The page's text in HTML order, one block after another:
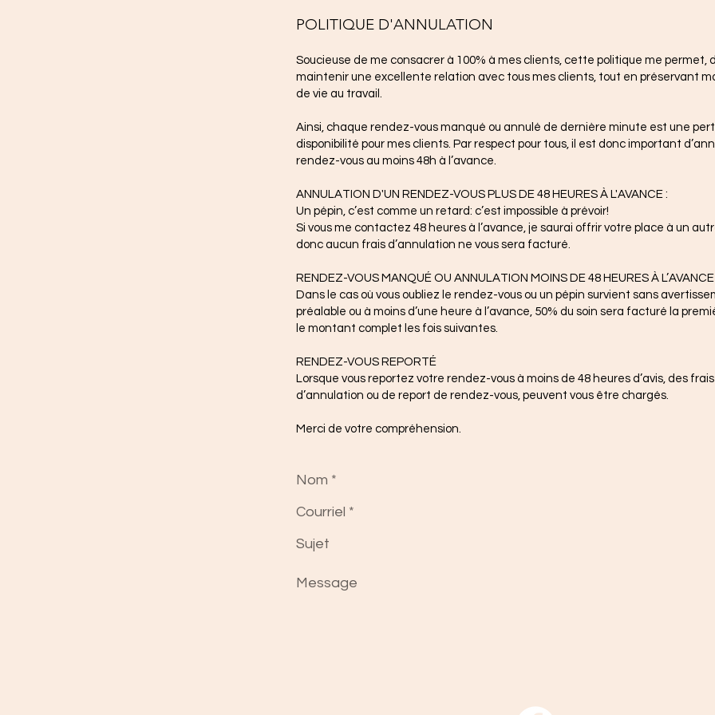
POLITIQUE D'ANNULATION
Soucieuse de me consacrer à 100% à mes clients, cette politique me permet,
maintenir une excellente relation avec tous mes clients, tout en préservant
de vie au travail.
Ainsi, chaque rendez-vous manqué ou annulé de dernière minute est une
disponibilité pour mes clients. Par respect pour tous, il est donc important
rendez-vous au moins 48h à l’avance.
ANNULATION D'UN RENDEZ-VOUS PLUS DE 48 HEURES À L'AVANCE :
Un pépin, c’est comme un retard: c’est impossible à prévoir!
Si vous me contactez 48 heures à l’avance, je saurai offrir votre place à un
donc aucun frais d’annulation ne vous sera facturé.
RENDEZ-VOUS MANQUÉ OU ANNULATION MOINS DE 48 HEURES À L’AVANCE
Dans le cas où vous oubliez le rendez-vous ou un pépin survient sans
préalable ou à moins d’une heure à l’avance, 50% du soin sera facturé la
le montant complet les fois suivantes.
RENDEZ-VOUS REPORTÉ
Lorsque vous reportez votre rendez-vous à moins de 48 heures d’avis, des frais
d’annulation ou de report de rendez-vous, peuvent vous être chargés.
Merci de votre compréhension.